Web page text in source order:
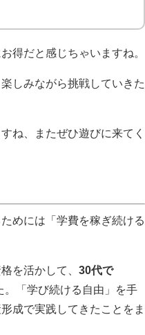
得だと感じちゃいますね。
しみながら挑戦していきた
ね、またぜひ遊びに来てく
めには「学費を稼ぎ続ける
を活かして、 30代で
。「学び続ける自由」を手
成で実践してきたことをま